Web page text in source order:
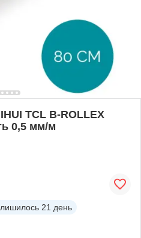
TCL B-ROLLEX
0,5 мм/м
21 день